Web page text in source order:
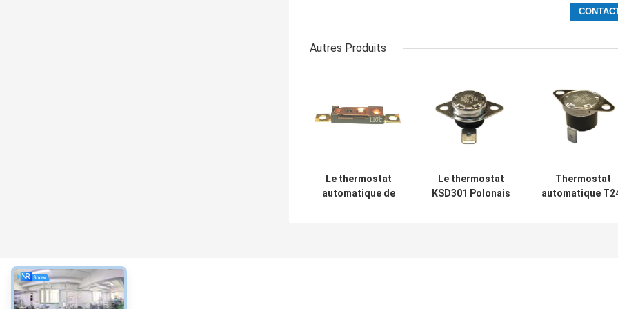
Autres Produits
Le thermostat
automatique de
Le thermostat
KSD301 Polonais
Thermostat
automatique